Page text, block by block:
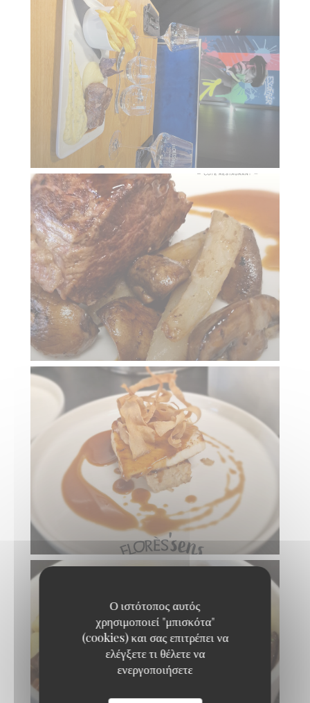
Ο ιστότοπος αυτός
χρησιμοποιεί "μπισκότα"
(cookies) και σας επιτρέπει να
ελέγξετε τι θέλετε να
ενεργοποιήσετε